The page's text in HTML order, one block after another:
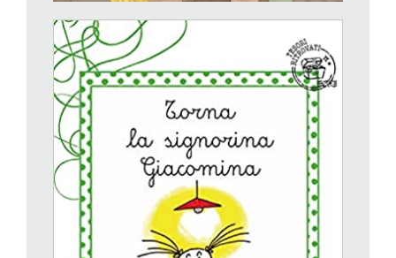
Sono davvero «tesori ritrovati», come il timbro in copertina ci
segnala, questi deliziosi piccoli libri dedicati alla signorina
Giacomina, la mitica Victorine Confiture, nell’originale, creata
dagli autori dei Barbapapà: Anne Tison e Talus Taylor. Un
recupero molto opportuno di storie da proporre anche ai lettori
di oggi, che le apprezzeranno tantissimo. La tonda signorina
Giacomina, con due codini e il vestito a pois verdi, vive con la
sua cagnolina Ricotta delle microavventure gentili e quotidiane:
ad esempio esce sotto la pioggia per comprare la pappa per
Ricotta ma si busca un raffreddore, allora esce Ricotta per
comprare a Giacomina delle medicine e si raffredda anche
lei… e allora che bello stare entrambe sotto le coperte a